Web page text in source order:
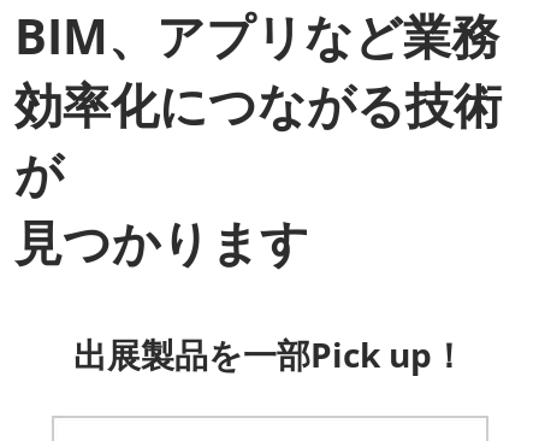
BIM、アプリなど業務
効率化につながる技術
が
見つかります
出展製品を一部Pick up！